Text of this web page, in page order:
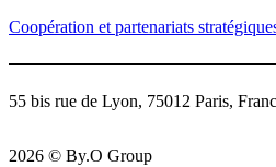
Coopération et partenariats
55 bis rue de Lyon, 75012 Paris,
2026 © By.O Group